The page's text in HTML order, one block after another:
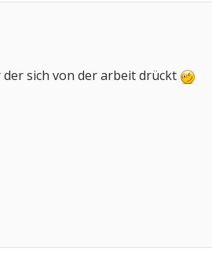
sich von der arbeit drückt